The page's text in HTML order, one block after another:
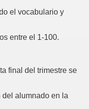
el vocabulario y
entre el 1-100.
final del trimestre se
alumnado en la